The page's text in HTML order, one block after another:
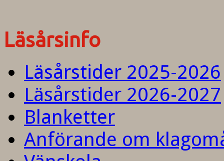
Läsårsinfo
Läsårstider 2025-2026
Läsårstider 2026-2027
Blanketter
Anförande om